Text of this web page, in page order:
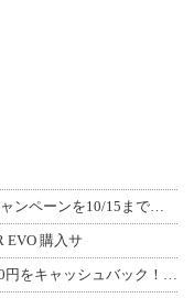
EVO 購入サ